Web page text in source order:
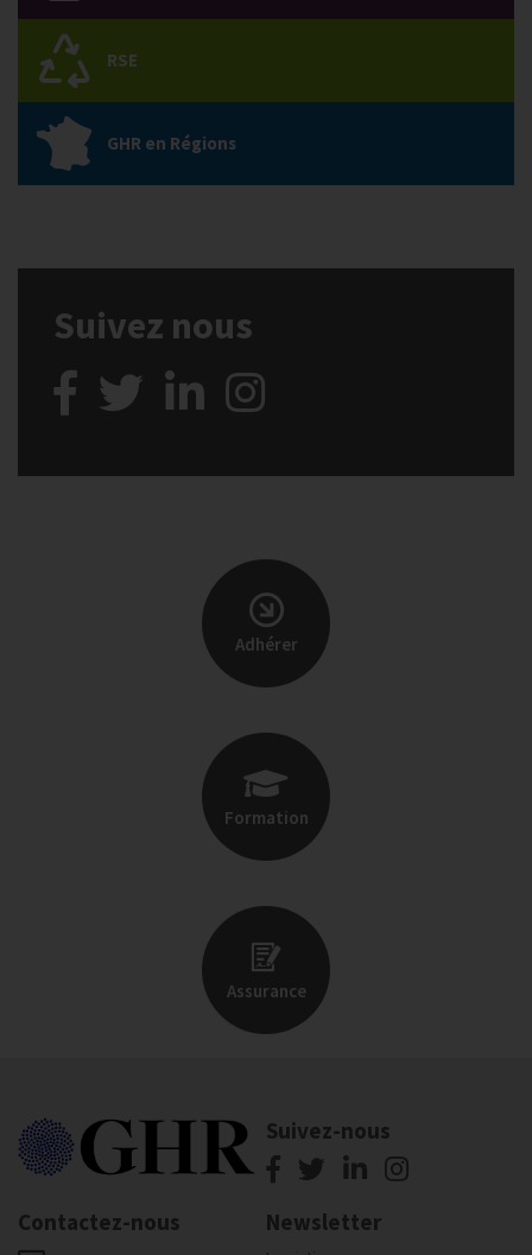
RSE
GHR en Régions
Suivez nous
Adhérer
Formation
Assurance
Suivez-nous
Contactez-nous Newsletter